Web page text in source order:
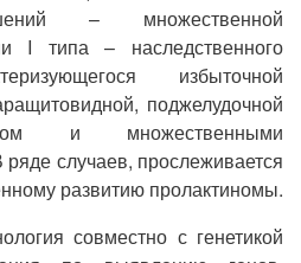
– множественной
I типа – наследственного
избыточной
поджелудочной
и множественными
случаев, прослеживается
развитию пролактиномы.
совместно с генетикой